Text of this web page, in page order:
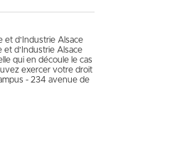
et d’Industrie Alsace
d’Industrie Alsace
qui en découle le cas
exercer votre droit
- 234 avenue de